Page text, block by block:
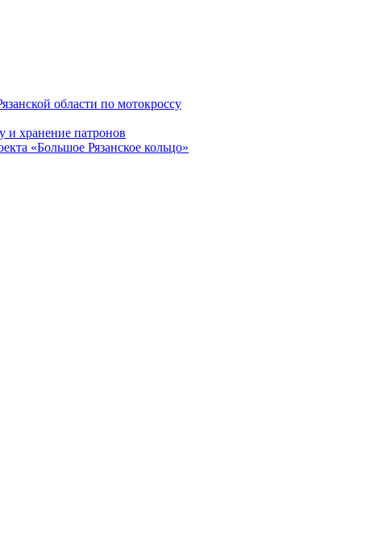
области по мотокроссу
и хранение патронов
«Большое Рязанское кольцо»